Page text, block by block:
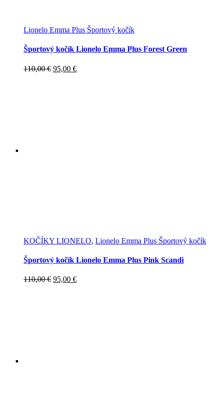
Lionelo Emma Plus Športový kočík
Športový kočík Lionelo Emma Plus Forest Green
110,00 € Pôvodná
95,00 €Aktuálna
KOČÍKY LIONELO, Lionelo Emma Plus Športový kočík
Športový kočík Lionelo Emma Plus Pink Scandi
110,00 € Pôvodná
95,00 €Aktuálna